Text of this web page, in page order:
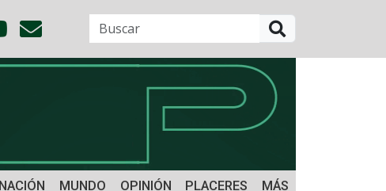
NACIÓN MUNDO OPINIÓN PLACERES MÁS